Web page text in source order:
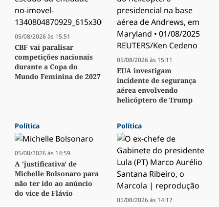
05/08/2026 às 15:51
CBF vai paralisar
competições nacionais
durante a Copa do
Mundo Feminina de 2027
05/08/2026 às 15:11
EUA investigam
incidente de segurança
aérea envolvendo
helicóptero de Trump
Política
05/08/2026 às 14:59
A 'justificativa' de
Michelle Bolsonaro para
não ter ido ao anúncio
do vice de Flávio
Política
05/08/2026 às 14:17